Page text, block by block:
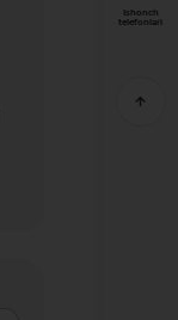
Ishonch
telefonlari